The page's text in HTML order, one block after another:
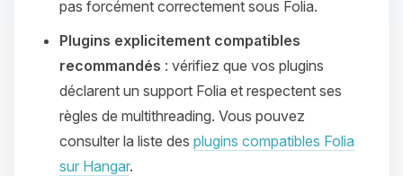
pas forcément correctement sous Folia.
Plugins explicitement compatibles
recommandés : vérifiez que vos plugins
déclarent un support Folia et respectent ses
règles de multithreading. Vous pouvez
consulter la liste des plugins compatibles Folia
sur Hangar.